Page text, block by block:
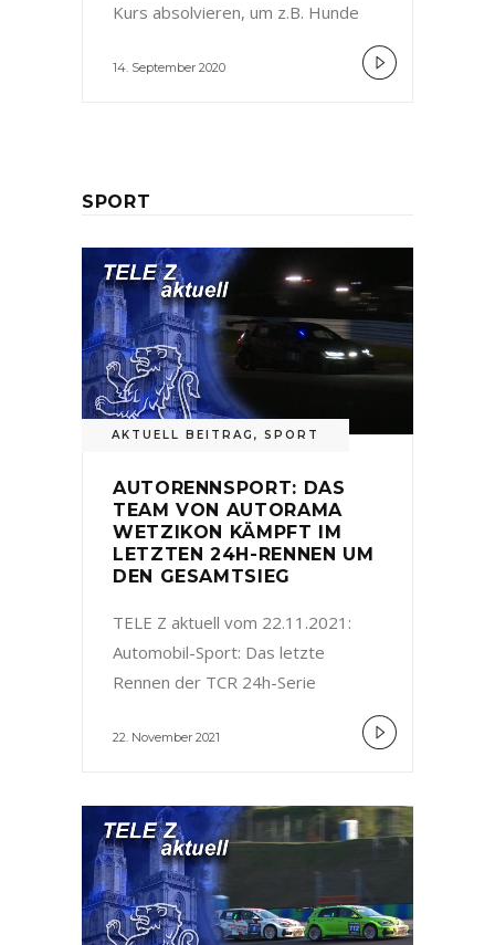
Kurs absolvieren, um z.B. Hunde
14. September 2020
SPORT
AKTUELL BEITRAG , SPORT
AUTORENNSPORT: DAS
TEAM VON AUTORAMA
WETZIKON KÄMPFT IM
LETZTEN 24H-RENNEN UM
DEN GESAMTSIEG
TELE Z aktuell vom 22.11.2021:
Automobil-Sport: Das letzte
Rennen der TCR 24h-Serie
22. November 2021